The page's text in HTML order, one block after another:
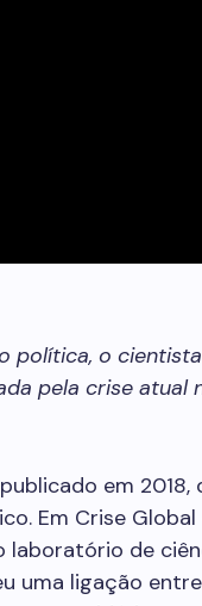
política, o
pela crise atual
em
Em Crise
de
uma ligação